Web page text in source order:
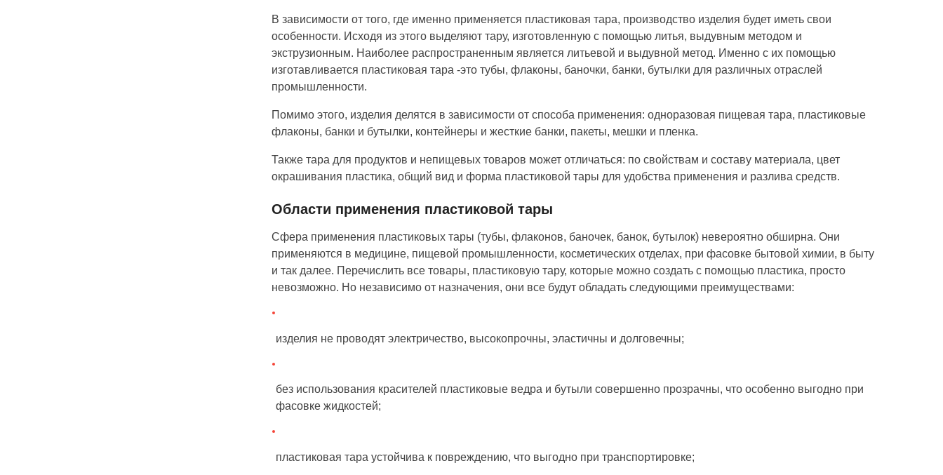
В зависимости от того, где именно применяется пластиковая тара, производство изделия будет иметь свои
особенности. Исходя из этого выделяют тару, изготовленную с помощью литья, выдувным методом и
экструзионным. Наиболее распространенным является литьевой и выдувной метод. Именно с их помощью
изготавливается пластиковая тара -это тубы, флаконы, баночки, банки, бутылки для различных отраслей
промышленности.
Помимо этого, изделия делятся в зависимости от способа применения: одноразовая пищевая тара, пластиковые
флаконы, банки и бутылки, контейнеры и жесткие банки, пакеты, мешки и пленка.
Также тара для продуктов и непищевых товаров может отличаться: по свойствам и составу материала, цвет
окрашивания пластика, общий вид и форма пластиковой тары для удобства применения и разлива средств.
Области применения пластиковой тары
Сфера применения пластиковых тары (тубы, флаконов, баночек, банок, бутылок) невероятно обширна. Они
применяются в медицине, пищевой промышленности, косметических отделах, при фасовке бытовой химии, в быту
и так далее. Перечислить все товары, пластиковую тару, которые можно создать с помощью пластика, просто
невозможно. Но независимо от назначения, они все будут обладать следующими преимуществами:
изделия не проводят электричество, высокопрочны, эластичны и долговечны;
без использования красителей пластиковые ведра и бутыли совершенно прозрачны, что особенно выгодно при
фасовке жидкостей;
пластиковая тара устойчива к повреждению, что выгодно при транспортировке;